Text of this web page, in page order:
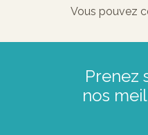
Vous pouvez
Prenez
nos